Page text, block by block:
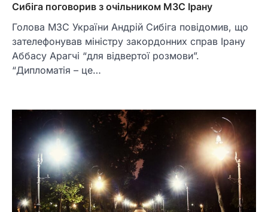
Сибіга поговорив з очільником МЗС Ірану
Голова МЗС України Андрій Сибіга повідомив, що
зателефонував міністру закордонних справ Ірану
Аббасу Арагчі “для відвертої розмови”.
“Дипломатія – це…